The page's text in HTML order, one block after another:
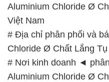
Aluminium Chloride Ø
Việt Nam
# Địa chỉ phân phối và
Chloride Ø Chất Lắng
# Nơi kinh doanh ◄
Aluminium Chloride Ø